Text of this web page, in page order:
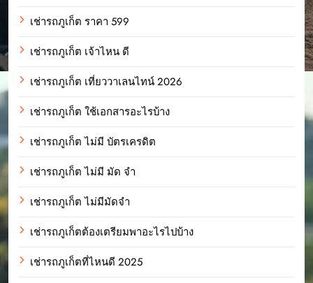
เช่ารถภูเก็ต ราคา 599
เช่ารถภูเก็ต เจ้าไหน ดี
เช่ารถภูเก็ต เที่ยววาเลนไทน์ 2026
เช่ารถภูเก็ต ใช้เอกสารอะไรบ้าง
เช่ารถภูเก็ต ไม่มี บัตรเครดิต
เช่ารถภูเก็ต ไม่มี มัด จํา
เช่ารถภูเก็ต ไม่มีมัดจำ
เช่ารถภูเก็ตต้องเตรียมพาอะไรไปบ้าง
เช่ารถภูเก็ตที่ไหนดี 2025